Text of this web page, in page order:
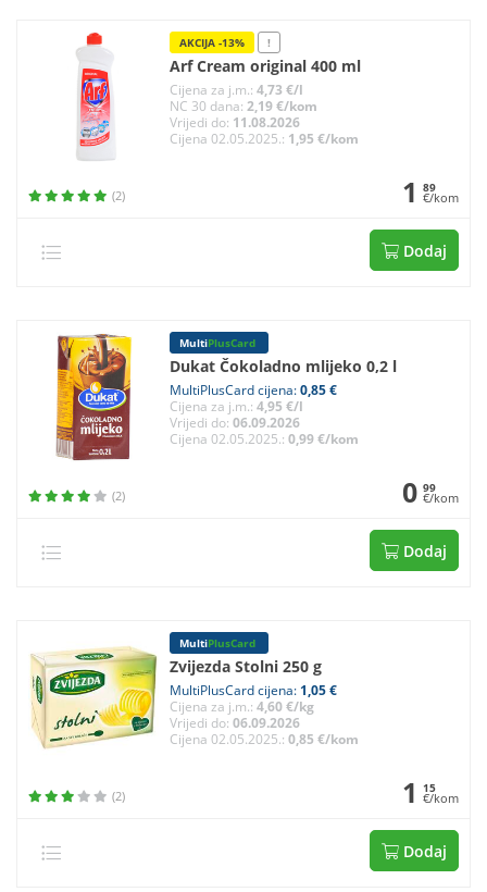
AKCIJA -13% !
Arf Cream original 400 ml
Cijena za j.m.: 4,73 €/l
NC 30 dana: 2,19 €/kom
Vrijedi do: 11.08.2026
Cijena 02.05.2025.: 1,95 €/kom
(2) 1 89
€/kom
Dodaj
MultiPlusCard
Dukat Čokoladno mlijeko 0,2 l
MultiPlusCard cijena:0,85 €
Cijena za j.m.: 4,95 €/l
Vrijedi do: 06.09.2026
Cijena 02.05.2025.: 0,99 €/kom
(2) 0 99
€/kom
Dodaj
MultiPlusCard
Zvijezda Stolni 250 g
MultiPlusCard cijena: 1,05 €
Cijena za j.m.: 4,60 €/kg
Vrijedi do: 06.09.2026
Cijena 02.05.2025.: 0,85 €/kom
(2) 1 15
€/kom
Dodaj